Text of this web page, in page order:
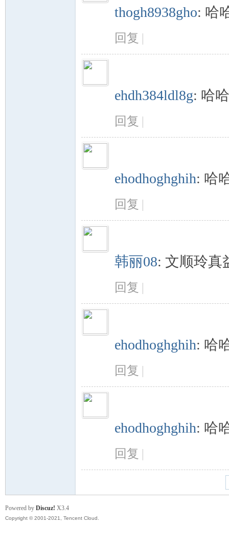
thogh8938gho: 哈
回复 |
ehdh384ldl8g: 哈
回复 |
ehodhoghghih: 哈
回复 |
韩丽08: 文顺玲真
回复 |
ehodhoghghih: 哈
回复 |
ehodhoghghih: 哈
回复 |
Powered by Discuz! X3.4
Copyright © 2001-2021, Tencent Cloud.